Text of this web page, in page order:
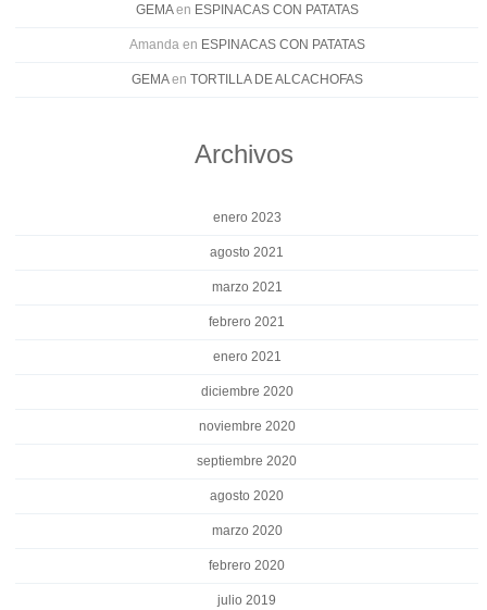
GEMAen ESPINACAS CON PATATAS
Amanda en ESPINACAS CON PATATAS
GEMAen TORTILLA DE ALCACHOFAS
Archivos
enero 2023
agosto 2021
marzo 2021
febrero 2021
enero 2021
diciembre 2020
noviembre 2020
septiembre 2020
agosto 2020
marzo 2020
febrero 2020
julio 2019